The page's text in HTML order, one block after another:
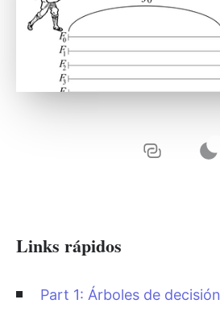
Links rápidos
Part 1: Árboles de decisión